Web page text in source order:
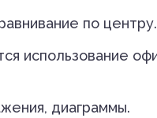
по центру.
использование
диаграммы.